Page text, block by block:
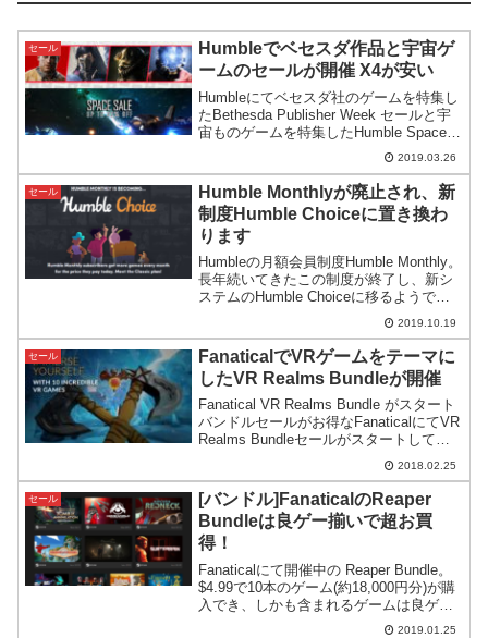
セール
Humbleでベセスダ作品と宇宙ゲ
ームのセールが開催 X4が安い
Humbleにてベセスダ社のゲームを特集し
たBethesda Publisher Week セールと宇
宙ものゲームを特集したHumble Space
Saleがスタート。1週間ほどのセールとな
っています。注目は過去最安値のX4:
Foundations。
2019.03.26
セール
Humble Monthlyが廃止され、新
制度Humble Choiceに置き換わ
ります
Humbleの月額会員制度Humble Monthly。
長年続いてきたこの制度が終了し、新シ
ステムのHumble Choiceに移るようで
す。問題は移行前にHumble Monthlyに入
会してないと実質かなりの値上げになる
点です。
2019.10.19
セール
FanaticalでVRゲームをテーマに
したVR Realms Bundleが開催
Fanatical VR Realms Bundle がスタート
バンドルセールがお得なFanaticalにてVR
Realms Bundleセールがスタートしてい
ます。こちらのバンドルはインディVRゲ
ーム10本を集めた内容になっています。
合...
2018.02.25
セール
[バンドル]FanaticalのReaper
Bundleは良ゲー揃いで超お買
得！
Fanaticalにて開催中の Reaper Bundle。
$4.99で10本のゲーム(約18,000円分)が購
入でき、しかも含まれるゲームは良ゲー
揃いの良バンドルとなっています。2019.01.25